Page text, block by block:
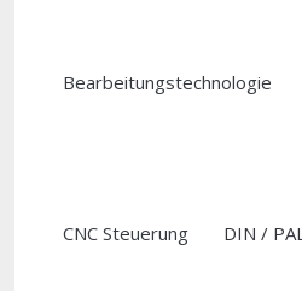
Bearbeitungstechnologie
CNC Steuerung DIN / PAL